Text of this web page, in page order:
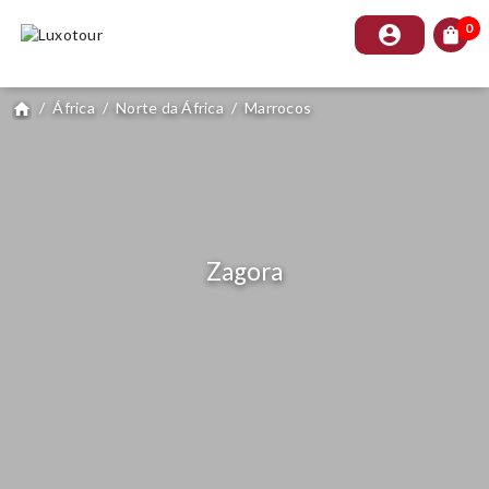
account_circle shopping_bag 0
home / África / Norte da África / Marrocos
Zagora